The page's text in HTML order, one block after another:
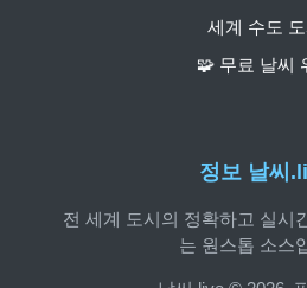
정보 날씨
전 세계 도시의 정확하고 실시
는 원스톱 소스
세계 수도
🧩 무료 날씨